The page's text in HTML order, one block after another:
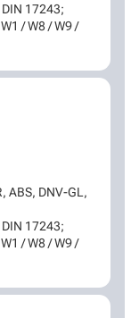
17243;
/ W8 / W9 /
ABS, DNV-GL,
17243;
/ W8 / W9 /